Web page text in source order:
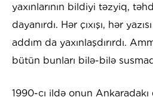
yaxınlarının bildiyi təzyiq,
dayanırdı. Hər çıxışı, hər
addım da yaxınlaşdırırdı.
bütün bunları bilə-bilə
1990-cı ildə onun